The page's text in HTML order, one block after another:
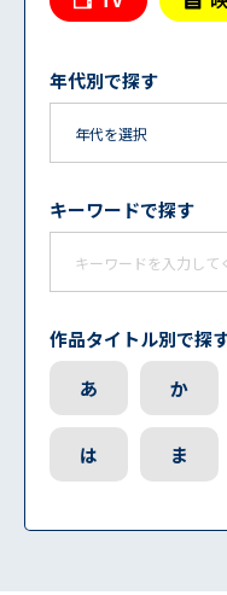
年代別で探す
キーワードで探す
作品タイトル別で探
あ
か
は ま